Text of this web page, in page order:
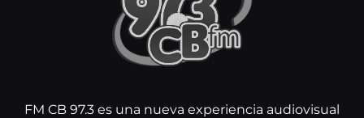
FM CB 97.3 es una nueva experiencia audiovisual